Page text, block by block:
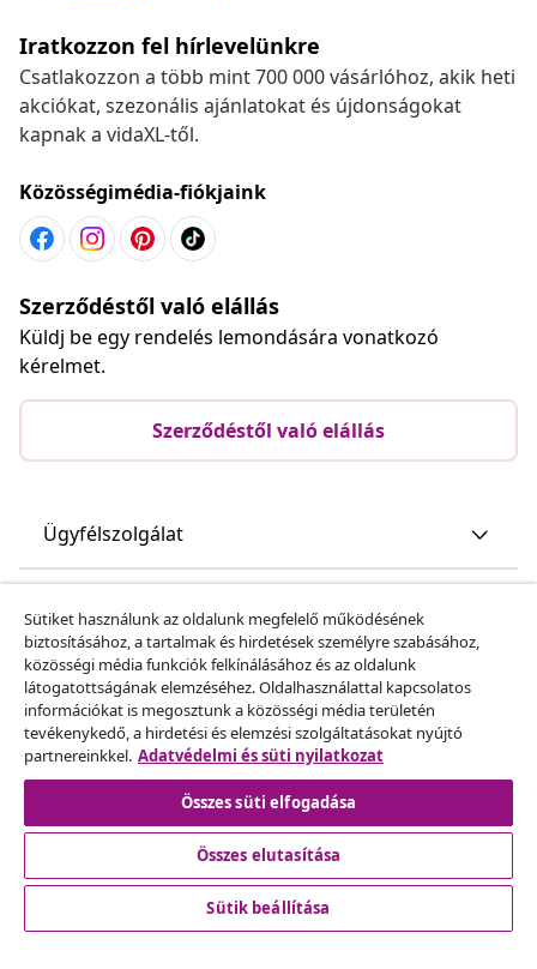
Iratkozzon fel hírlevelünkre
Csatlakozzon a több mint 700 000 vásárlóhoz, akik heti
akciókat, szezonális ajánlatokat és újdonságokat
kapnak a vidaXL-től.
Közösségimédia-fiókjaink
Szerződéstől való elállás
Küldj be egy rendelés lemondására vonatkozó
kérelmet.
Szerződéstől való elállás
Ügyfélszolgálat
vidaXL
Fedezz fel többet
© 2008-2026 vidaXL A www.vidaxl.hu a vidaXL Marketplace
Sütiket használunk az oldalunk megfelelő működésének
biztosításához, a tartalmak és hirdetések személyre szabásához,
közösségi média funkciók felkínálásához és az oldalunk
látogatottságának elemzéséhez. Oldalhasználattal kapcsolatos
információkat is megosztunk a közösségi média területén
tevékenykedő, a hirdetési és elemzési szolgáltatásokat nyújtó
partnereinkkel. Adatvédelmi és süti nyilatkozat
Összes süti elfogadása
Összes elutasítása
Sütik beállítása